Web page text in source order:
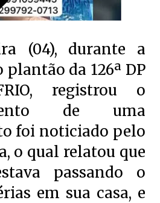
(04), durante a
plantão da 126ª DP
registrou o
de uma
foi noticiado pelo
o qual relatou que
passando o
em sua casa, e